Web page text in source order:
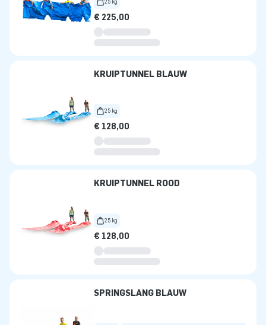
€ 225,00
KRUIPTUNNEL BLAUW
25 kg
€ 128,00
KRUIPTUNNEL ROOD
25 kg
€ 128,00
SPRINGSLANG BLAUW